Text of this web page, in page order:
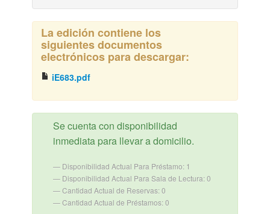
La edición contiene los
siguientes documentos
electrónicos para descargar:
iE683.pdf
Se cuenta con disponibilidad
inmediata para llevar a domicilio.
Disponibilidad Actual Para Préstamo: 1
Disponibilidad Actual Para Sala de Lectura: 0
Cantidad Actual de Reservas: 0
Cantidad Actual de Préstamos: 0